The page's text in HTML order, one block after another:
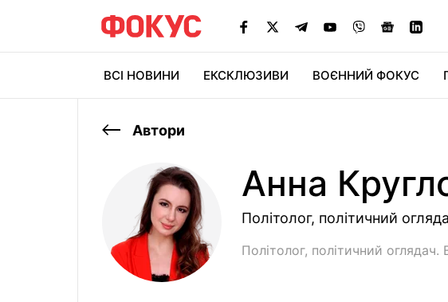
ВСІ НОВИНИ ЕКСКЛЮЗИВИ ВОЄННИЙ ФОКУС
Автори
Анна
Політолог, політичний
Політолог, політичний